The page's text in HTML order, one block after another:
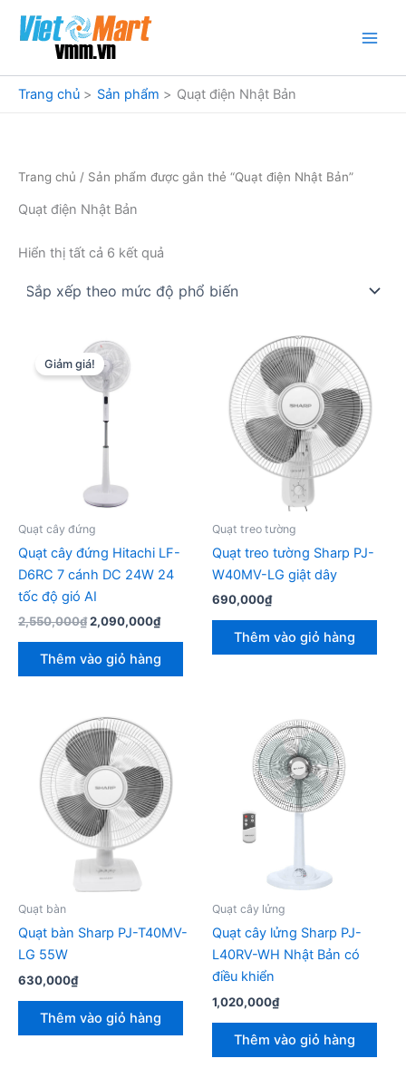
dung
Trang chủ
Sản phẩm Quạt điện Nhật Bản
Trang chủ / Sản phẩm được gắn thẻ “Quạt điện Nhật Bản”
Quạt điện Nhật Bản
Hiển thị tất cả 6 kết quả
theo
mức
Giảm giá!
Quạt cây đứng
Quạt cây đứng Hitachi LF-
D6RC 7 cánh DC 24W 24
tốc độ gió AI
2,550,000₫Giá
là:
2,550,000₫.
2,090,000₫Giá
là:
Thêm vào giỏ hàng
Quạt treo tường
Quạt treo tường Sharp PJ-
W40MV-LG giật dây
690,000₫
Thêm vào giỏ hàng
Quạt bàn
Quạt bàn Sharp PJ-T40MV-
LG 55W
630,000₫
Thêm vào giỏ hàng
Quạt cây lửng
Quạt cây lửng Sharp PJ-
L40RV-WH Nhật Bản có
điều khiển
1,020,000₫
Thêm vào giỏ hàng